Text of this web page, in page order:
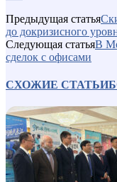
Предыдущая статья
до докризисного
Следующая статьяВ
сделок с офисами
СХОЖИЕ СТАТЬИ